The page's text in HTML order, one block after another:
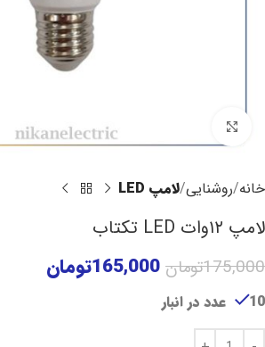
برای بزرگنمایی کلیک کنید
خانه روشنایی لامپ LED
لامپ ۱۲وات LED تکتاب
175,000تومان 165,000تومان
10 عدد در انبار